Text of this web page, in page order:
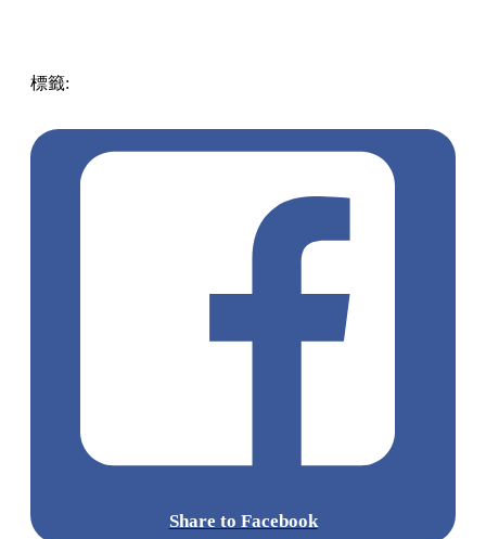
標籤:
Share to Facebook